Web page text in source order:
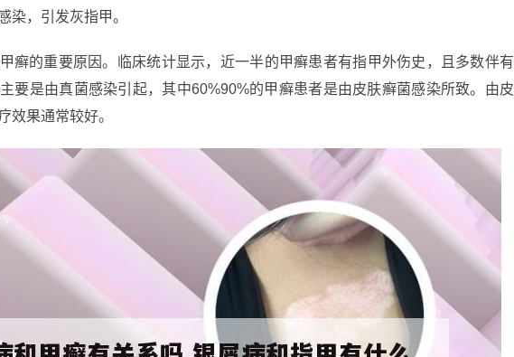
染，引发灰指甲。
癣的重要原因。临床统计显示，近一半的甲癣患者有指甲外伤史，且多数伴有
要是由真菌感染引起，其中60%90%的甲癣患者是由皮肤癣菌感染所致。由皮
效果通常较好。